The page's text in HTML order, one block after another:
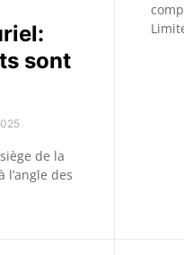
sont
de la
l’angle des